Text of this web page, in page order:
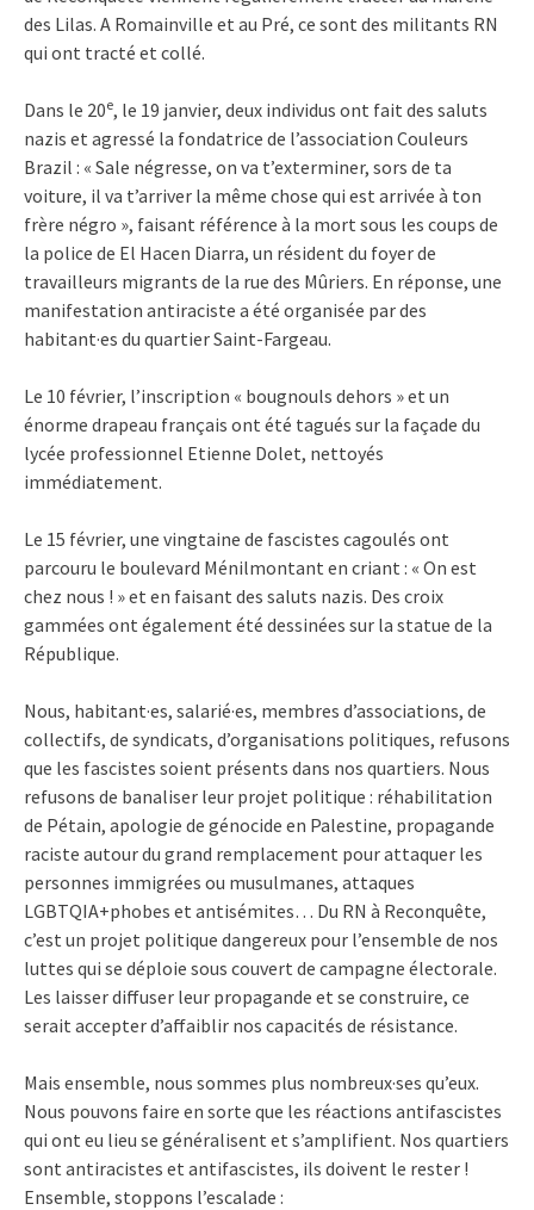
des Lilas. A Romainville et au Pré, ce sont des militants RN
qui ont tracté et collé.
Dans le 20e, le 19 janvier, deux individus ont fait des saluts
nazis et agressé la fondatrice de l’association Couleurs
Brazil : « Sale négresse, on va t’exterminer, sors de ta
voiture, il va t’arriver la même chose qui est arrivée à ton
frère négro », faisant référence à la mort sous les coups de
la police de El Hacen Diarra, un résident du foyer de
travailleurs migrants de la rue des Mûriers. En réponse, une
manifestation antiraciste a été organisée par des
habitant·es du quartier Saint-Fargeau.
Le 10 février, l’inscription « bougnouls dehors » et un
énorme drapeau français ont été tagués sur la façade du
lycée professionnel Etienne Dolet, nettoyés
immédiatement.
Le 15 février, une vingtaine de fascistes cagoulés ont
parcouru le boulevard Ménilmontant en criant : « On est
chez nous ! » et en faisant des saluts nazis. Des croix
gammées ont également été dessinées sur la statue de la
République.
Nous, habitant·es, salarié·es, membres d’associations, de
collectifs, de syndicats, d’organisations politiques, refusons
que les fascistes soient présents dans nos quartiers. Nous
refusons de banaliser leur projet politique : réhabilitation
de Pétain, apologie de génocide en Palestine, propagande
raciste autour du grand remplacement pour attaquer les
personnes immigrées ou musulmanes, attaques
LGBTQIA+phobes et antisémites… Du RN à Reconquête,
c’est un projet politique dangereux pour l’ensemble de nos
luttes qui se déploie sous couvert de campagne électorale.
Les laisser diffuser leur propagande et se construire, ce
serait accepter d’affaiblir nos capacités de résistance.
Mais ensemble, nous sommes plus nombreux·ses qu’eux.
Nous pouvons faire en sorte que les réactions antifascistes
qui ont eu lieu se généralisent et s’amplifient. Nos quartiers
sont antiracistes et antifascistes, ils doivent le rester !
Ensemble, stoppons l’escalade :